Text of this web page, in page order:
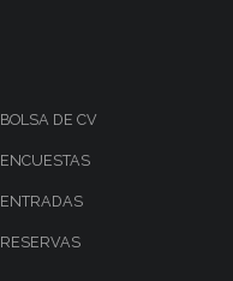
BOLSA DE CV
ENCUESTAS
ENTRADAS
RESERVAS